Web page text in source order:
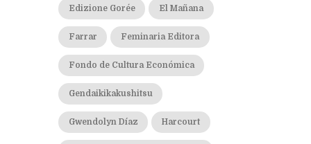
Edizione Gorée El Mañana
Farrar Feminaria Editora
Fondo de Cultura Económica
Gendaikikakushitsu
Gwendolyn Díaz Harcourt